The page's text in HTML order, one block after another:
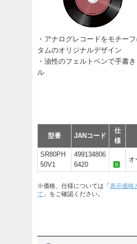
・アナログレコードをモチー
タムのオリジナルデザイン
・油性のフェルトペンで手書
ル
型番 JANコード
仕
様
SR80PH
50V1
499134806
6420
オ
※価格、仕様については「 表示価格
て 」をご確認ください。